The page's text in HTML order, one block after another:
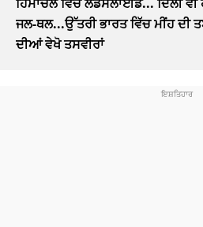
ਜਲ-ਥਲ...ਉੱਤਰੀ ਭਾਰਤ ਵਿੱਚ ਮੀਂਹ ਦੀ
ਦੀਆਂ ਵੇਖੋ ਤਸਵੀਰਾਂ